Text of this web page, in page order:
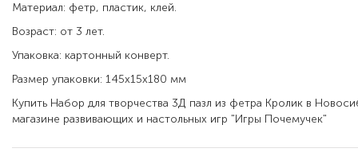
Материал: фетр, пластик, клей.
Возраст: от 3 лет.
Упаковка: картонный конверт.
Размер упаковки: 145х15х180 мм
Купить Набор для творчества 3Д пазл из фетра Кролик в
магазине развивающих и настольных игр "Игры Почемучек"